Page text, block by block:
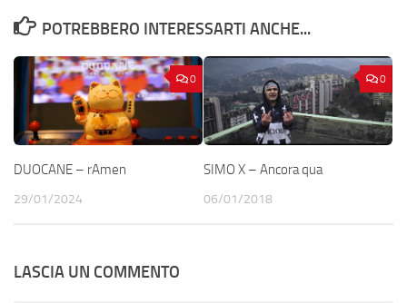
POTREBBERO INTERESSARTI ANCHE...
0
DUOCANE – rAmen
29/01/2024
0
SIMO X – Ancora qua
06/01/2018
LASCIA UN COMMENTO